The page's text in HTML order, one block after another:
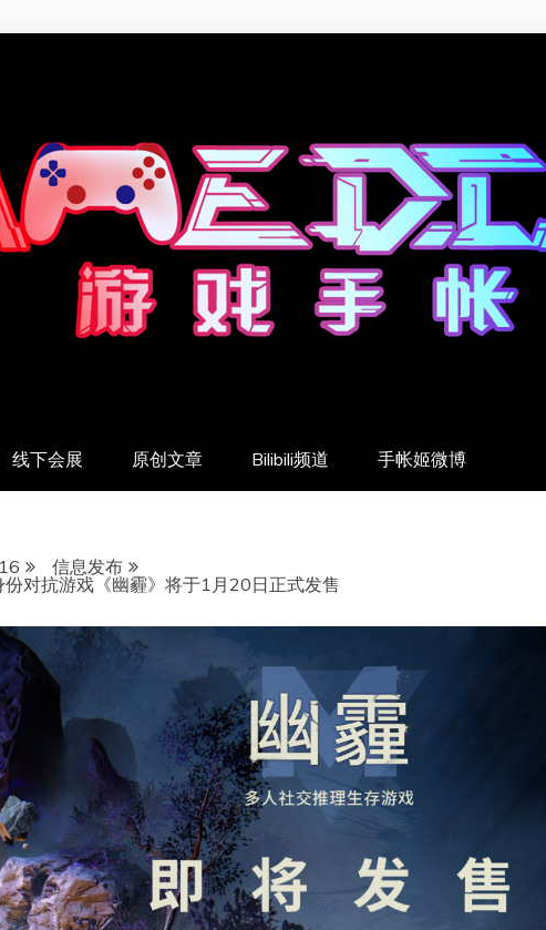
线下会展 原创文章 Bilibili频道 手帐姬微博
16
信息发布
对抗游戏《幽霾》将于1月20日正式发售